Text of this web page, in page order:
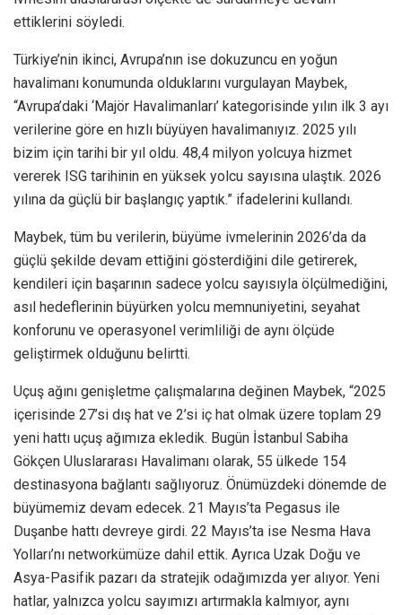
ettiklerini söyledi.
Türkiye’nin ikinci, Avrupa’nın ise dokuzuncu en yoğun
havalimanı konumunda olduklarını vurgulayan Maybek,
“Avrupa’daki ‘Majör Havalimanları’ kategorisinde yılın ilk 3 ayı
verilerine göre en hızlı büyüyen havalimanıyız. 2025 yılı
bizim için tarihi bir yıl oldu. 48,4 milyon yolcuya hizmet
vererek ISG tarihinin en yüksek yolcu sayısına ulaştık. 2026
yılına da güçlü bir başlangıç yaptık.” ifadelerini kullandı.
Maybek, tüm bu verilerin, büyüme ivmelerinin 2026’da da
güçlü şekilde devam ettiğini gösterdiğini dile getirerek,
kendileri için başarının sadece yolcu sayısıyla ölçülmediğini,
asıl hedeflerinin büyürken yolcu memnuniyetini, seyahat
konforunu ve operasyonel verimliliği de aynı ölçüde
geliştirmek olduğunu belirtti.
Uçuş ağını genişletme çalışmalarına değinen Maybek, “2025
içerisinde 27’si dış hat ve 2’si iç hat olmak üzere toplam 29
yeni hattı uçuş ağımıza ekledik. Bugün İstanbul Sabiha
Gökçen Uluslararası Havalimanı olarak, 55 ülkede 154
destinasyona bağlantı sağlıyoruz. Önümüzdeki dönemde de
büyümemiz devam edecek. 21 Mayıs’ta Pegasus ile
Duşanbe hattı devreye girdi. 22 Mayıs’ta ise Nesma Hava
Yolları’nı networkümüze dahil ettik. Ayrıca Uzak Doğu ve
Asya-Pasifik pazarı da stratejik odağımızda yer alıyor. Yeni
hatlar, yalnızca yolcu sayımızı artırmakla kalmıyor, aynı